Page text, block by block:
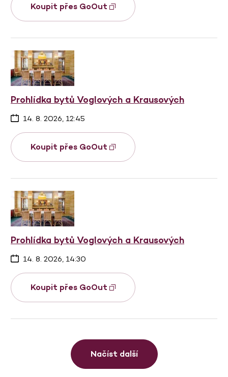
Koupit přes GoOut
Prohlídka bytů Voglových a Krausových
14. 8. 2026, 12:45
Koupit přes GoOut
Prohlídka bytů Voglových a Krausových
14. 8. 2026, 14:30
Koupit přes GoOut
Načíst další